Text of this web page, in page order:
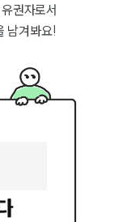
권자로서
남겨봐요!